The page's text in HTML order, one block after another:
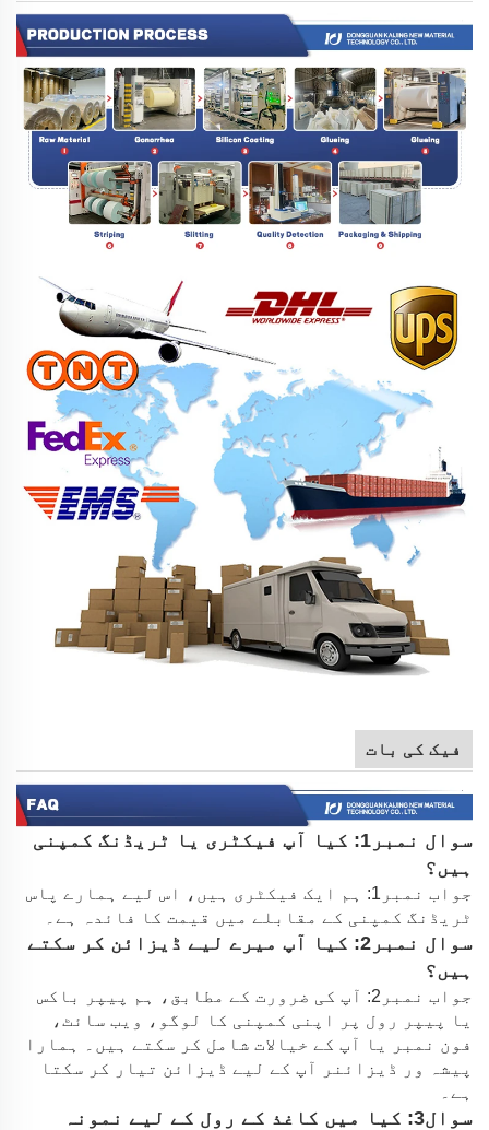
فیک کی بات
سوال نمبر1: کیا آپ فیکٹری یا ٹریڈنگ کمپنی
ہیں؟
جواب نمبر1: ہم ایک فیکٹری ہیں، اس لیے ہمارے پاس
ٹریڈنگ کمپنی کے مقابلے میں قیمت کا فائدہ ہے۔
سوال نمبر2: کیا آپ میرے لیے ڈیزائن کر سکتے
ہیں؟
جواب نمبر2: آپ کی ضرورت کے مطابق، ہم پیپر باکس
یا پیپر رول پر اپنی کمپنی کا لوگو، ویب سائٹ،
فون نمبر یا آپ کے خیالات شامل کر سکتے ہیں۔ ہمارا
پیشہ ور ڈیزائنر آپ کے لیے ڈیزائن تیار کر سکتا
ہے۔
سوال3: کیا میں کاغذ کے رول کے لیے نمونہ